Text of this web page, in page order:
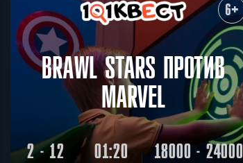
6+
BRAWL STARS ПРОТИВ
MARVEL
2 - 12 01:20 18000 - 24000